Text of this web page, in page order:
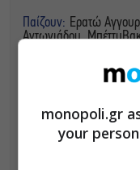
Παίζουν: Ερατώ
Αντωνιάδου,
Κοκκοτάκης,
Σιδέρης, Τάσος
Τιμές Εισιτηρίων: 20
ανέργων, άνω των
Παραστάσεις: Από
monopoli.gr
your